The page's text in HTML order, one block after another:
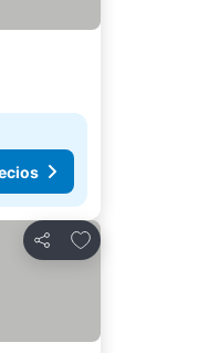
Compartir
Añadir a favoritos